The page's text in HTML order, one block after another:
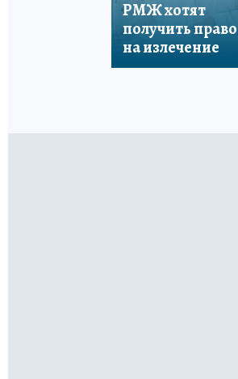
РМЖ хотят
получить право
на излечение